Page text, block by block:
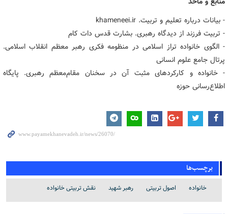
- بیانات درباره تعلیم و تربیت. khameneei.ir
- تربیت فرزند از دیدگاه رهبری. بشارت قدس دات کام
- الگوی خانواده تراز اسلامی در منظومه فکری رهبر معظم انقلاب اسلامی.
پرتال جامع علوم انسانی
- خانواده و کارکردهای مثبت آن در سخنان مقام‌معظم رهبری. پایگاه
اطلاع‌رسانی حوزه
برچسب‌ها
خانواده اصول تربیتی رهبر شهید نقش تربیتی خانواده